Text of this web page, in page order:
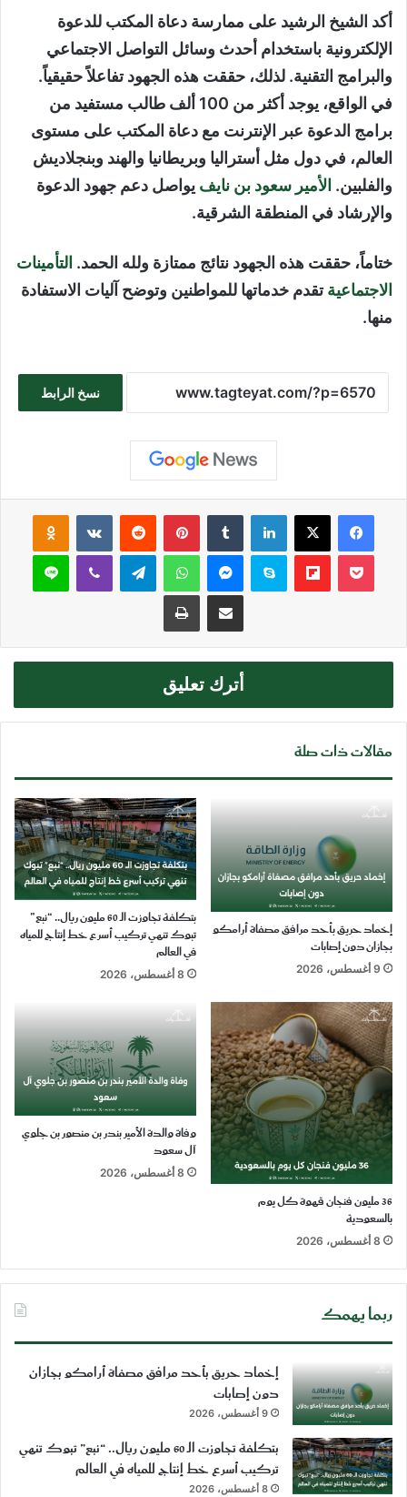
أكد الشيخ الرشيد على ممارسة دعاة المكتب للدعوة
الإلكترونية باستخدام أحدث وسائل التواصل الاجتماعي
والبرامج التقنية. لذلك، حققت هذه الجهود تفاعلاً حقيقياً.
في الواقع، يوجد أكثر من 100 ألف طالب مستفيد من
برامج الدعوة عبر الإنترنت مع دعاة المكتب على مستوى
العالم، في دول مثل أستراليا وبريطانيا والهند وبنجلاديش
والفلبين. الأمير سعود بن نايف يواصل دعم جهود الدعوة
والإرشاد في المنطقة الشرقية.
ختاماً، حققت هذه الجهود نتائج ممتازة ولله الحمد. التأمينات
الاجتماعيةتقدم خدماتها للمواطنين وتوضح آليات الاستفادة
منها.
نسخ الرابط
فيسبوك‫X لينكدإن بينتيريست
‫Pocket
Flipboardسكايبماسنجرواتسابتيلقرام ڤايبر لاين
مشاركة عبر البريد طباعة
أترك تعليق
مقالات ذات صلة
إخماد حريق بأحد مرافق مصفاة أرامكو
بجازان دون إصابات
9 أغسطس، 2026
بتكلفة تجاوزت الـ 60 مليون ريال.. “نبع”
تبوك تنهي تركيب أسرع خط إنتاج للمياه
في العالم
8 أغسطس، 2026
36 مليون فنجان قهوة كل يوم
بالسعودية
8 أغسطس، 2026
وفاة والدة الأمير بندر بن منصور بن جلوي
آل سعود
8 أغسطس، 2026
ربما يهمك
إخماد حريق بأحد مرافق مصفاة أرامكو بجازان
دون إصابات
9 أغسطس، 2026
بتكلفة تجاوزت الـ 60 مليون ريال.. “نبع” تبوك تنهي
تركيب أسرع خط إنتاج للمياه في العالم
8 أغسطس، 2026